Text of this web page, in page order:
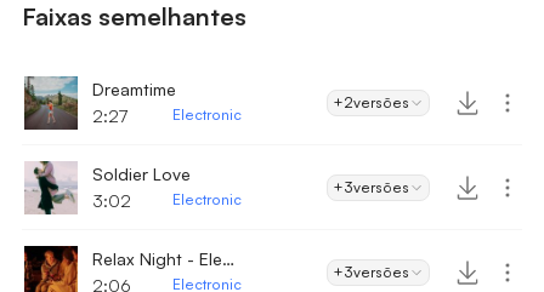
Faixas semelhantes
Dreamtime
2:27
Electronic
+2versões
Soldier Love
3:02
Electronic
+3versões
Relax Night - Electronic
2:06
Electronic
+3versões